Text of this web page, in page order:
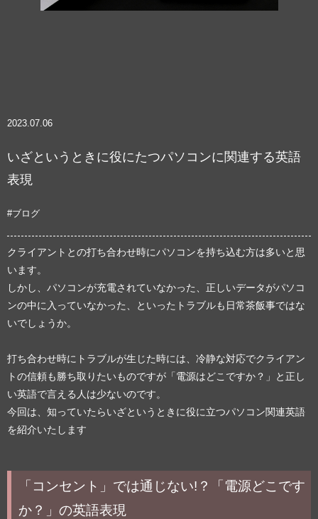
2023.07.06
いざというときに役にたつパソコンに関連する英語
表現
#ブログ
クライアントとの打ち合わせ時にパソコンを持ち込む方は多いと思
います。
しかし、パソコンが充電されていなかった、正しいデータがパソコ
ンの中に入っていなかった、といったトラブルも日常茶飯事ではな
いでしょうか。
打ち合わせ時にトラブルが生じた時には、冷静な対応でクライアン
トの信頼も勝ち取りたいものですが「電源はどこですか？」と正し
い英語で言える人は少ないのです。
今回は、知っていたらいざというときに役に立つパソコン関連英語
を紹介いたします
「コンセント」では通じない!？「電源どこです
か？」の英語表現